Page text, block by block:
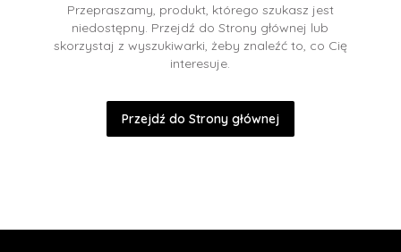
Przepraszamy, produkt, którego szukasz jest
niedostępny. Przejdź do Strony głównej lub
skorzystaj z wyszukiwarki, żeby znaleźć to, co Cię
interesuje.
Przejdź do Strony głównej